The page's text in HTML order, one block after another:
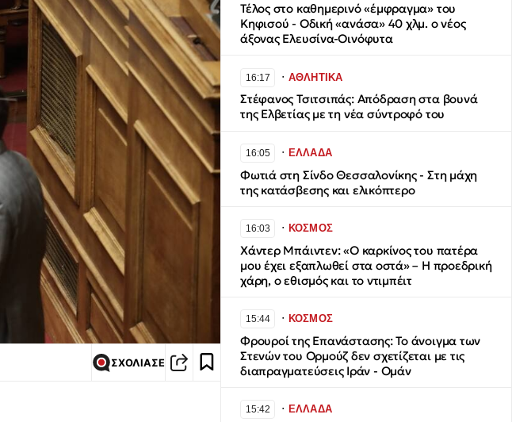
ΣΧΟΛΙΑΣΕ
Τέλος στο καθημερινό «έμφραγμα» του
Κηφισού - Οδική «ανάσα» 40 χλμ. ο νέος
άξονας Ελευσίνα-Οινόφυτα
16:17 ∙ ΑΘΛΗΤΙΚΑ
Στέφανος Τσιτσιπάς: Απόδραση στα βουνά
της Ελβετίας με τη νέα σύντροφό του
16:05 ∙ ΕΛΛΑΔΑ
Φωτιά στη Σίνδο Θεσσαλονίκης - Στη μάχη
της κατάσβεσης και ελικόπτερο
16:03 ∙ ΚΟΣΜΟΣ
Χάντερ Μπάιντεν: «Ο καρκίνος του πατέρα
μου έχει εξαπλωθεί στα οστά» – Η προεδρική
χάρη, ο εθισμός και το ντιμπέιτ
15:44 ∙ ΚΟΣΜΟΣ
Φρουροί της Επανάστασης: Το άνοιγμα των
Στενών του Ορμούζ δεν σχετίζεται με τις
διαπραγματεύσεις Ιράν - Ομάν
15:42 ∙ ΕΛΛΑΔΑ